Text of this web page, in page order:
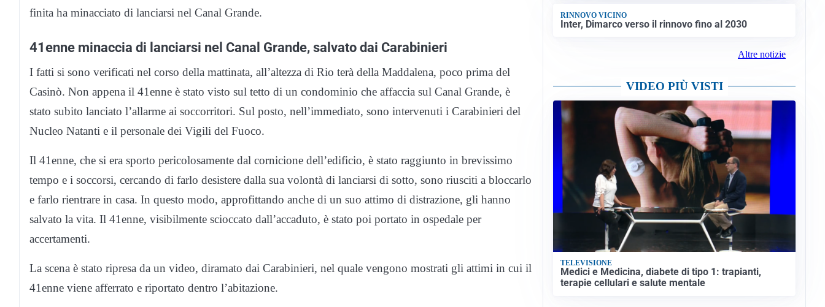
finita ha minacciato di lanciarsi nel Canal Grande.
41enne minaccia di lanciarsi nel Canal Grande, salvato dai Carabinieri
I fatti si sono verificati nel corso della mattinata, all’altezza di Rio terà della Maddalena, poco prima del
Casinò. Non appena il 41enne è stato visto sul tetto di un condominio che affaccia sul Canal Grande, è
stato subito lanciato l’allarme ai soccorritori. Sul posto, nell’immediato, sono intervenuti i Carabinieri del
Nucleo Natanti e il personale dei Vigili del Fuoco.
Il 41enne, che si era sporto pericolosamente dal cornicione dell’edificio, è stato raggiunto in brevissimo
tempo e i soccorsi, cercando di farlo desistere dalla sua volontà di lanciarsi di sotto, sono riusciti a bloccarlo
e farlo rientrare in casa. In questo modo, approfittando anche di un suo attimo di distrazione, gli hanno
salvato la vita. Il 41enne, visibilmente scioccato dall’accaduto, è stato poi portato in ospedale per
accertamenti.
La scena è stato ripresa da un video, diramato dai Carabinieri, nel quale vengono mostrati gli attimi in cui il
41enne viene afferrato e riportato dentro l’abitazione.
RINNOVO VICINO
Inter, Dimarco verso il rinnovo fino al 2030
Altre notizie
VIDEO PIÙ VISTI
TELEVISIONE
Medici e Medicina, diabete di tipo 1: trapianti,
terapie cellulari e salute mentale